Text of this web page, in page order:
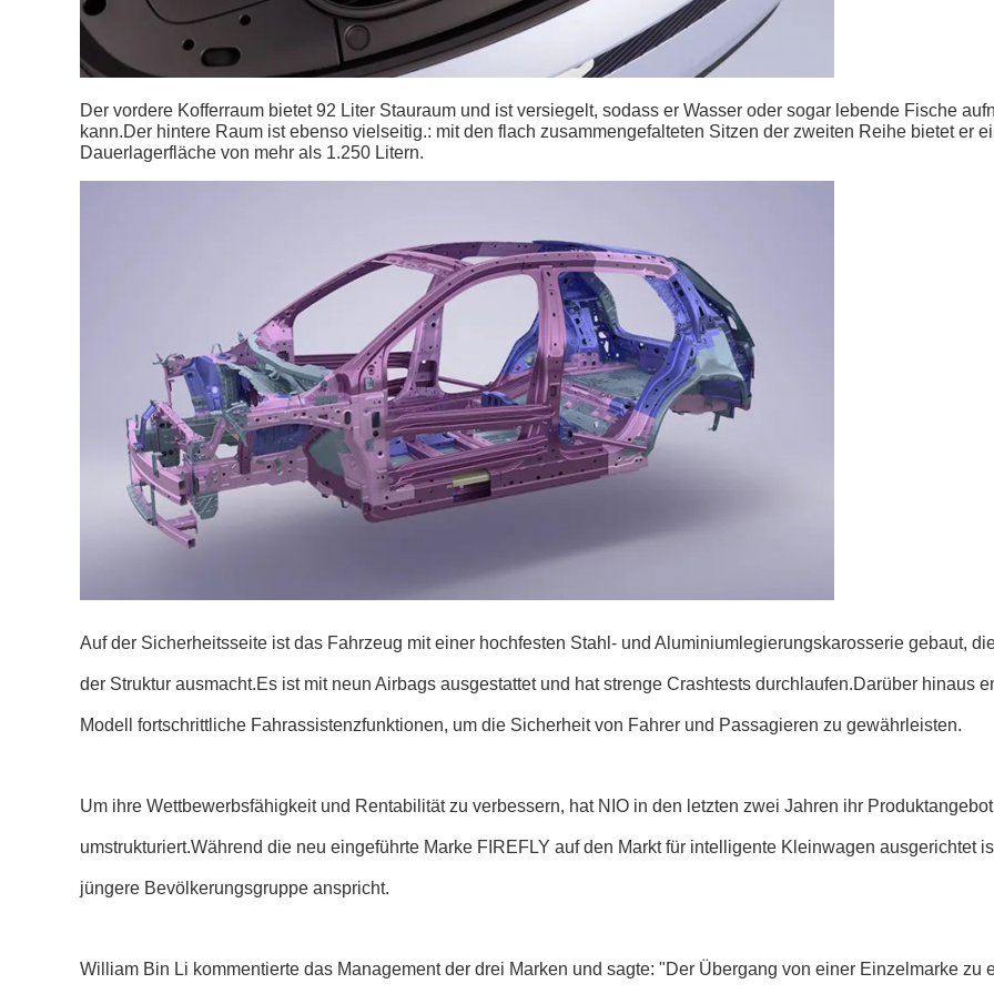
Der vordere Kofferraum bietet 92 Liter Stauraum und ist versiegelt, sodass er Wasser oder sogar lebende Fische
kann.Der hintere Raum ist ebenso vielseitig.: mit den flach zusammengefalteten Sitzen der zweiten Reihe bietet er
Dauerlagerfläche von mehr als 1.250 Litern.
Auf der Sicherheitsseite ist das Fahrzeug mit einer hochfesten Stahl- und Aluminiumlegierungskarosserie gebaut,
der Struktur ausmacht.Es ist mit neun Airbags ausgestattet und hat strenge Crashtests durchlaufen.Darüber hinaus
Modell fortschrittliche Fahrassistenzfunktionen, um die Sicherheit von Fahrer und Passagieren zu gewährleisten.
Um ihre Wettbewerbsfähigkeit und Rentabilität zu verbessern, hat NIO in den letzten zwei Jahren ihr Produktangebot
umstrukturiert.Während die neu eingeführte Marke FIREFLY auf den Markt für intelligente Kleinwagen ausgerichtet
jüngere Bevölkerungsgruppe anspricht.
William Bin Li kommentierte das Management der drei Marken und sagte: "Der Übergang von einer Einzelmarke zu